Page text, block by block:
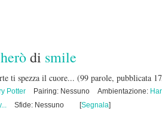
di smile
ti spezza il cuore... (99 parole, pubblicata
Potter Pairing: Nessuno Ambientazione:
Sfide: Nessuno [Segnala]